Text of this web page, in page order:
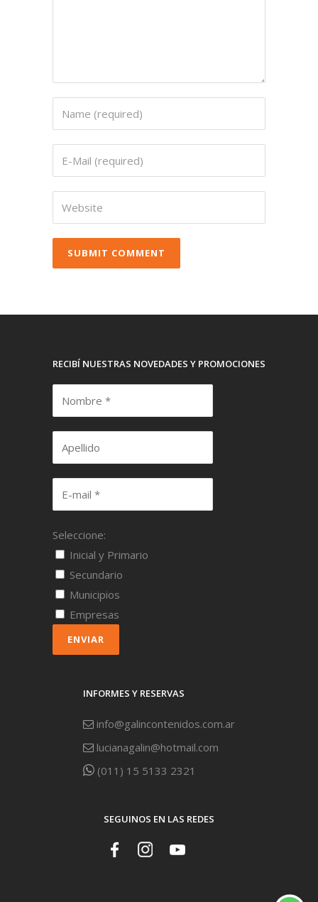
RECIBÍ NUESTRAS NOVEDADES Y PROMOCIONES
Seleccione:
Inicial y Primario
Secundario
Municipios
Empresas
ENVIAR
INFORMES Y RESERVAS
info@galincontenidos.com.ar
lucianagalin@hotmail.com
(011) 15 5133 2321
SEGUINOS EN LAS REDES